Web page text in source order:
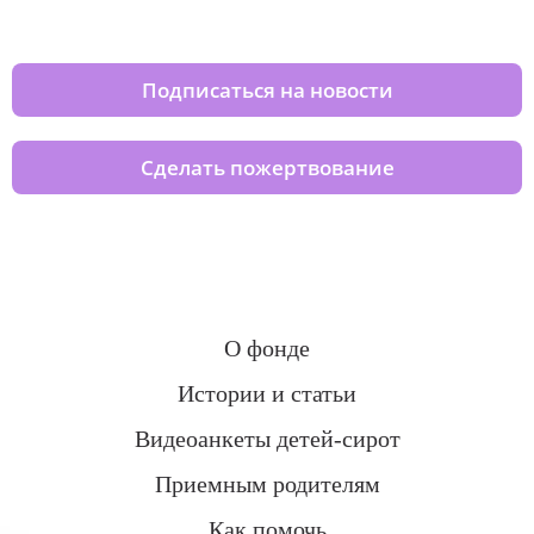
Подписаться на новости
Сделать пожертвование
О фонде
Истории и статьи
Видеоанкеты детей-сирот
Приемным родителям